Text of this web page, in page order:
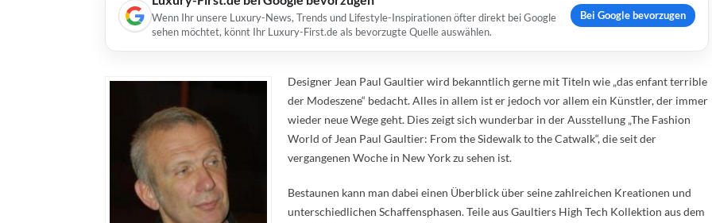
Wenn Ihr unsere Luxury-News, Trends und Lifestyle-Inspirationen öfter direkt bei Google
sehen möchtet, könnt Ihr Luxury-First.de als bevorzugte Quelle auswählen.
Bei Google bevorzugen
Designer Jean Paul Gaultier wird bekanntlich gerne mit Titeln wie „das enfant terrible
der Modeszene“ bedacht. Alles in allem ist er jedoch vor allem ein Künstler, der immer
wieder neue Wege geht. Dies zeigt sich wunderbar in der Ausstellung „The Fashion
World of Jean Paul Gaultier: From the Sidewalk to the Catwalk“, die seit der
vergangenen Woche in New York zu sehen ist.
Bestaunen kann man dabei einen Überblick über seine zahlreichen Kreationen und
unterschiedlichen Schaffensphasen. Teile aus Gaultiers High Tech Kollektion aus dem